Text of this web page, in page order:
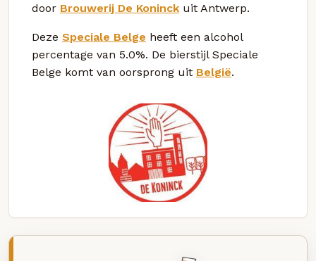
door Brouwerij De Koninck uit Antwerp.
Deze Speciale Belge heeft een alcohol
percentage van 5.0%. De bierstijl Speciale
Belge komt van oorsprong uit België.